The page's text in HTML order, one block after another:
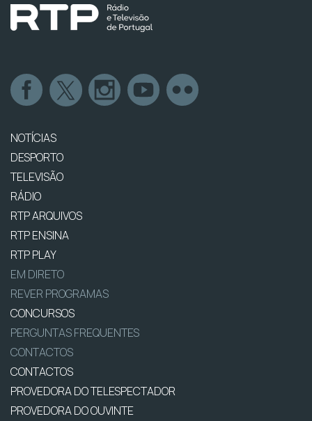
NOTÍCIAS
DESPORTO
TELEVISÃO
RÁDIO
RTP ARQUIVOS
RTP ENSINA
RTP PLAY
EM DIRETO
REVER PROGRAMAS
CONCURSOS
PERGUNTAS FREQUENTES
CONTACTOS
CONTACTOS
PROVEDORA DO TELESPECTADOR
PROVEDORA DO OUVINTE